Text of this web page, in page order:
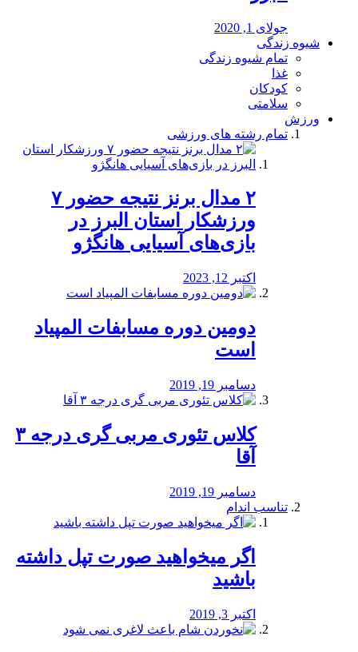
جولای 1, 2020
شیوه زندگی
تمام شیوه زندگی
غذا
کودکان
سلامتی
ورزش
تمام رشته های ورزشی
۲ مدال برنز نتیجه حضور ۷
ورزشکار استان البرز در
بازی‌های آسیایی هانگژو
اکتبر 12, 2023
دومین دوره مسابفات المپیاد
است
دسامبر 19, 2019
کلاس تئوری مربی گری درجه ۳
آقا
دسامبر 19, 2019
تناسب اندام
اگر میخواهید صورت تپل داشته
باشید
اکتبر 3, 2019